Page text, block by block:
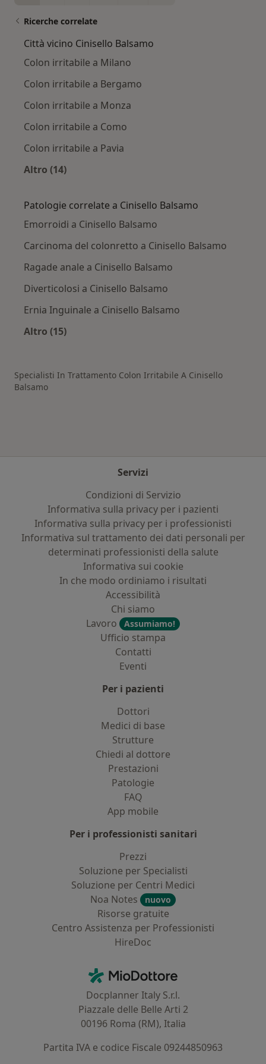
Ricerche correlate
Città vicino Cinisello Balsamo
Colon irritabile a Milano
Colon irritabile a Bergamo
Colon irritabile a Monza
Colon irritabile a Como
Colon irritabile a Pavia
Altro (14)
Patologie correlate a Cinisello Balsamo
Emorroidi a Cinisello Balsamo
Carcinoma del colonretto a Cinisello Balsamo
Ragade anale a Cinisello Balsamo
Diverticolosi a Cinisello Balsamo
Ernia Inguinale a Cinisello Balsamo
Altro (15)
Specialisti In Trattamento Colon Irritabile A Cinisello
Balsamo
Servizi
Condizioni di Servizio
Informativa sulla privacy per i pazienti
Informativa sulla privacy per i professionisti
Informativa sul trattamento dei dati personali per
determinati professionisti della salute
Informativa sui cookie
In che modo ordiniamo i risultati
Accessibilità
Chi siamo
Lavoro
Assumiamo!
Ufficio stampa
Contatti
Eventi
Per i pazienti
Dottori
Medici di base
Strutture
Chiedi al dottore
Prestazioni
Patologie
FAQ
App mobile
Per i professionisti sanitari
Prezzi
Soluzione per Specialisti
Soluzione per Centri Medici
Noa Notes
nuovo
Risorse gratuite
Centro Assistenza per Professionisti
HireDoc
MioDottore - Homepage
Docplanner Italy S.r.l.
Piazzale delle Belle Arti 2
00196 Roma (RM), Italia
Partita IVA e codice Fiscale 09244850963